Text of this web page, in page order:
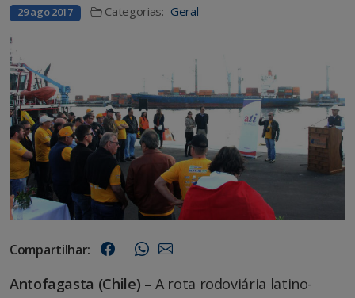
29 ago 2017 Categorias: Geral
Compartilhar:
Antofagasta (Chile) – A rota rodoviária latino-